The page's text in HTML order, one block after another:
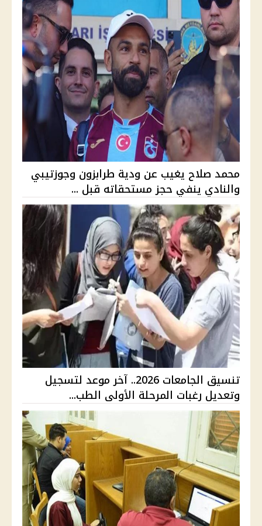
محمد صلاح يغيب عن ودية طرابزون وجوزتيبي
والنادي ينفي حجز مستحقاته قبل ...
تنسيق الجامعات 2026.. آخر موعد لتسجيل
وتعديل رغبات المرحلة الأولى الطب...